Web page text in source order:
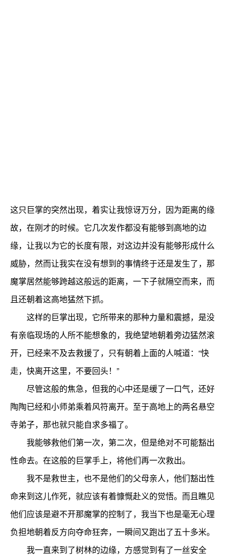
这只巨掌的突然出现，着实让我惊讶万分，因为距离的缘
故，在刚才的时候。它几次发作都没有能够到高地的边
缘，让我以为它的长度有限，对这边并没有能够形成什么
威胁，然而让我实在没有想到的事情终于还是发生了，那
魔掌居然能够跨越这般远的距离，一下子就隔空而来，而
且还朝着这高地猛然下抓。
这样的巨掌出现，它所带来的那种力量和震撼，是没
有亲临现场的人所不能想象的，我绝望地朝着旁边猛然滚
开，已经来不及去救援了，只有朝着上面的人喊道：“快
走，快离开这里，不要回头！”
尽管这般的焦急，但我的心中还是缓了一口气，还好
陶陶已经和小师弟乘着风符离开。至于高地上的两名悬空
寺弟子，那也就只能自求多福了。
我能够救他们第一次，第二次，但是绝对不可能豁出
性命去。在这般的巨掌手上，将他们再一次救出。
我不是救世主，也不是他们的父母亲人，他们豁出性
命来到这儿作死，就应该有着慷慨赴义的觉悟。而且瞧见
他们应该是避不开那魔掌的控制了，我当下也是毫无心理
负担地朝着反方向夺命狂奔，一瞬间又跑出了五十多米。
我一直来到了树林的边缘，方感觉到有了一丝安全